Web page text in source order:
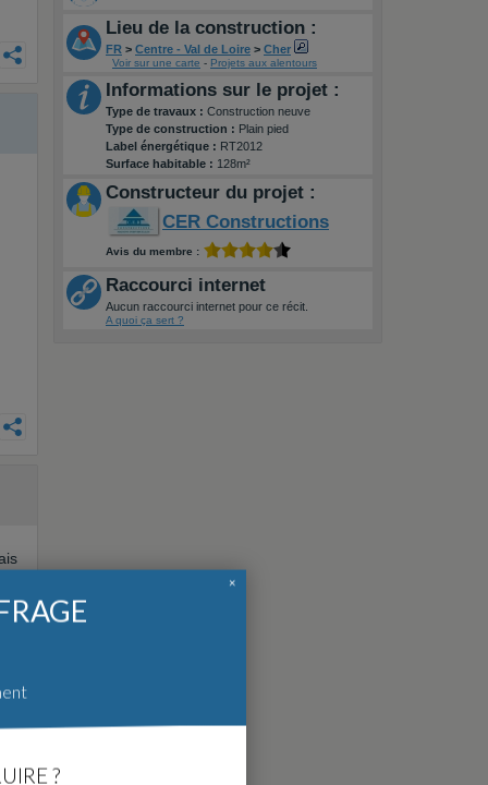
Lieu de la construction :
FR > Centre - Val de Loire > Cher
Voir sur une carte - Projets aux alentours
Informations sur le projet :
Type de travaux : Construction neuve
Type de construction : Plain pied
Label énergétique : RT2012
Surface habitable : 128m²
Constructeur du projet :
CER Constructions
Avis du membre :
Raccourci internet
Aucun raccourci internet pour ce récit.
A quoi ça sert ?
?
×